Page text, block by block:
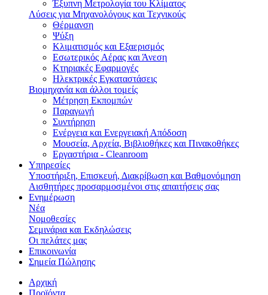
Έξυπνη Μετρολογία του Κλίματος
Λύσεις για Μηχανολόγους και Τεχνικούς
Θέρμανση
Ψύξη
Κλιματισμός και Εξαερισμός
Εσωτερικός Aέρας και Άνεση
Κτηριακές Εφαρμογές
Ηλεκτρικές Εγκαταστάσεις
Βιομηχανία και άλλοι τομείς
Mέτρηση Eκπομπών
Παραγωγή
Συντήρηση
Ενέργεια και Ενεργειακή Απόδοση
Μουσεία, Αρχεία, Βιβλιοθήκες και Πινακοθήκες
Εργαστήρια - Cleanroom
Υπηρεσίες
Υποστήριξη, Επισκευή, Διακρίβωση και Βαθμονόμηση
Αισθητήρες προσαρμοσμένοι στις απαιτήσεις σας
Ενημέρωση
Νέα
Νομοθεσίες
Σεμινάρια και Εκδηλώσεις
Οι πελάτες μας
Επικοινωνία
Σημεία Πώλησης
Αρχική
Προϊόντα